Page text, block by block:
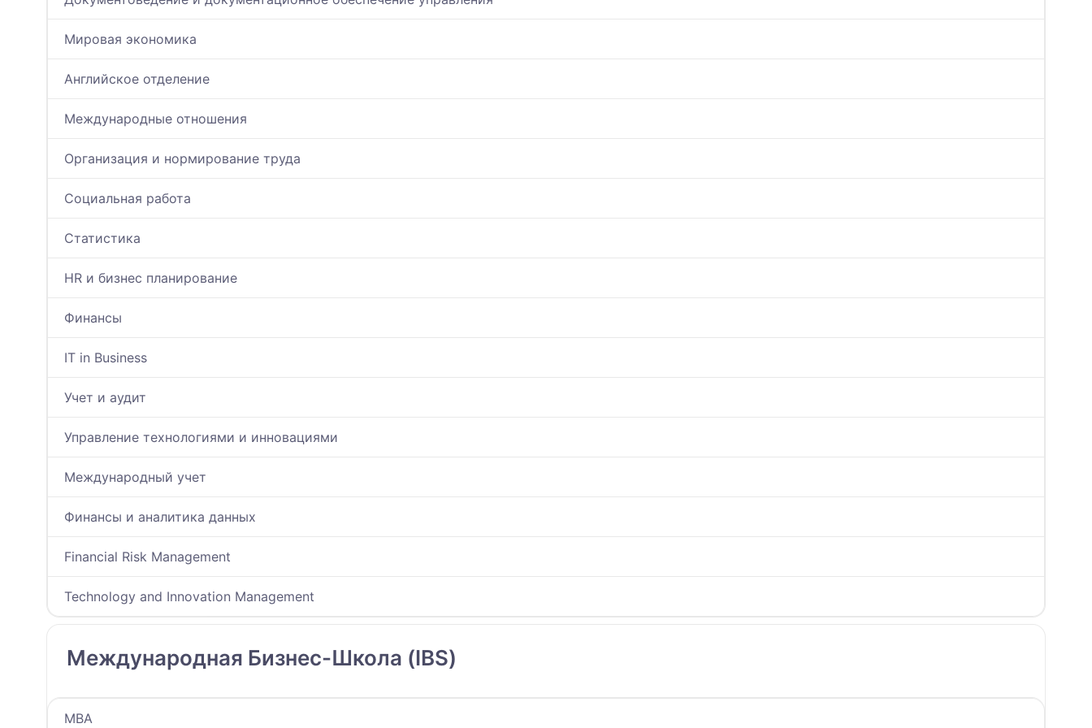
Мировая экономика
Английское отделение
Международные отношения
Организация и нормирование труда
Социальная работа
Статистика
HR и бизнес планирование
Финансы
IT in Business
Учет и аудит
Управление технологиями и инновациями
Международный учет
Финансы и аналитика данных
Financial Risk Management
Technology and Innovation Management
Международная Бизнес-Школа (IBS)
MBА